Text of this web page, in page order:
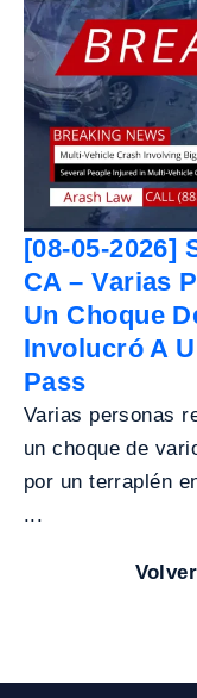
[08-05-2026]
CA – Varias
Un Choque
Involucró A
Pass
Varias personas
un choque de
por un terraplén
...